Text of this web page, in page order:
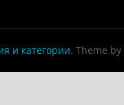
и категории. Theme by